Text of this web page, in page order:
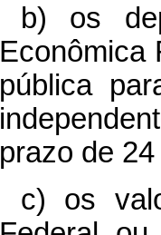
b) os
Econômica
pública
prazo de
c) os